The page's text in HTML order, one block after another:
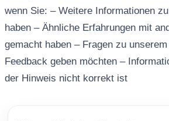
wenn Sie: – Weitere Informationen
haben – Ähnliche Erfahrungen mit
gemacht haben – Fragen zu
Feedback geben möchten –
der Hinweis nicht korrekt ist